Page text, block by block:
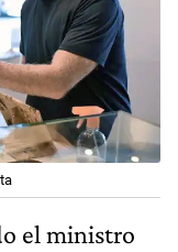
el ministro